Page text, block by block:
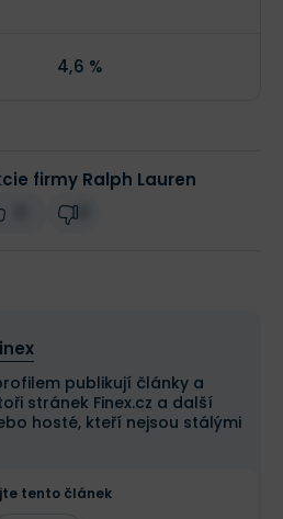
4,6 %
firmy Ralph Lauren
publikují články a
stránek Finex.cz a další
hosté, kteří nejsou stálými
tento článek